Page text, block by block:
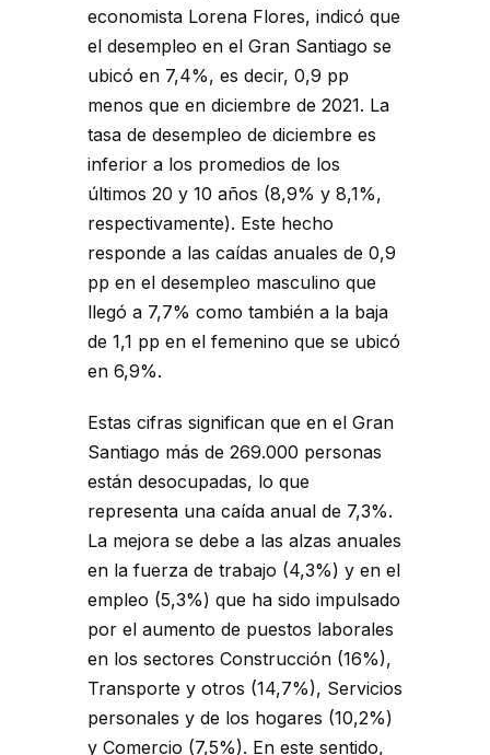
economista Lorena Flores, indicó que
el desempleo en el Gran Santiago se
ubicó en 7,4%, es decir, 0,9 pp
menos que en diciembre de 2021. La
tasa de desempleo de diciembre es
inferior a los promedios de los
últimos 20 y 10 años (8,9% y 8,1%,
respectivamente). Este hecho
responde a las caídas anuales de 0,9
pp en el desempleo masculino que
llegó a 7,7% como también a la baja
de 1,1 pp en el femenino que se ubicó
en 6,9%.
Estas cifras significan que en el Gran
Santiago más de 269.000 personas
están desocupadas, lo que
representa una caída anual de 7,3%.
La mejora se debe a las alzas anuales
en la fuerza de trabajo (4,3%) y en el
empleo (5,3%) que ha sido impulsado
por el aumento de puestos laborales
en los sectores Construcción (16%),
Transporte y otros (14,7%), Servicios
personales y de los hogares (10,2%)
y Comercio (7,5%). En este sentido,